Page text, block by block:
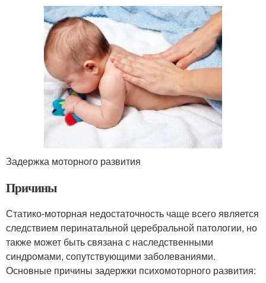
Задержка моторного развития
Причины
Статико-моторная недостаточность чаще всего является
следствием перинатальной церебральной патологии, но
также может быть связана с наследственными
синдромами, сопутствующими заболеваниями.
Основные причины задержки психомоторного развития: